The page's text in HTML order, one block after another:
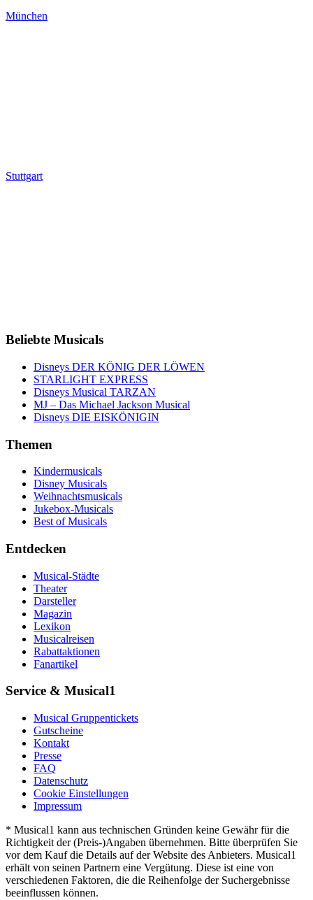
München
Stuttgart
Beliebte Musicals
Disneys DER KÖNIG DER LÖWEN
STARLIGHT EXPRESS
Disneys Musical TARZAN
MJ – Das Michael Jackson Musical
Disneys DIE EISKÖNIGIN
Themen
Kindermusicals
Disney Musicals
Weihnachtsmusicals
Jukebox-Musicals
Best of Musicals
Entdecken
Musical-Städte
Theater
Darsteller
Magazin
Lexikon
Musicalreisen
Rabattaktionen
Fanartikel
Service & Musical1
Musical Gruppentickets
Gutscheine
Kontakt
Presse
FAQ
Datenschutz
Cookie Einstellungen
Impressum
* Musical1 kann aus technischen Gründen keine Gewähr für die
Richtigkeit der (Preis-)Angaben übernehmen. Bitte überprüfen Sie
vor dem Kauf die Details auf der Website des Anbieters. Musical1
erhält von seinen Partnern eine Vergütung. Diese ist eine von
verschiedenen Faktoren, die die Reihenfolge der Suchergebnisse
beeinflussen können.